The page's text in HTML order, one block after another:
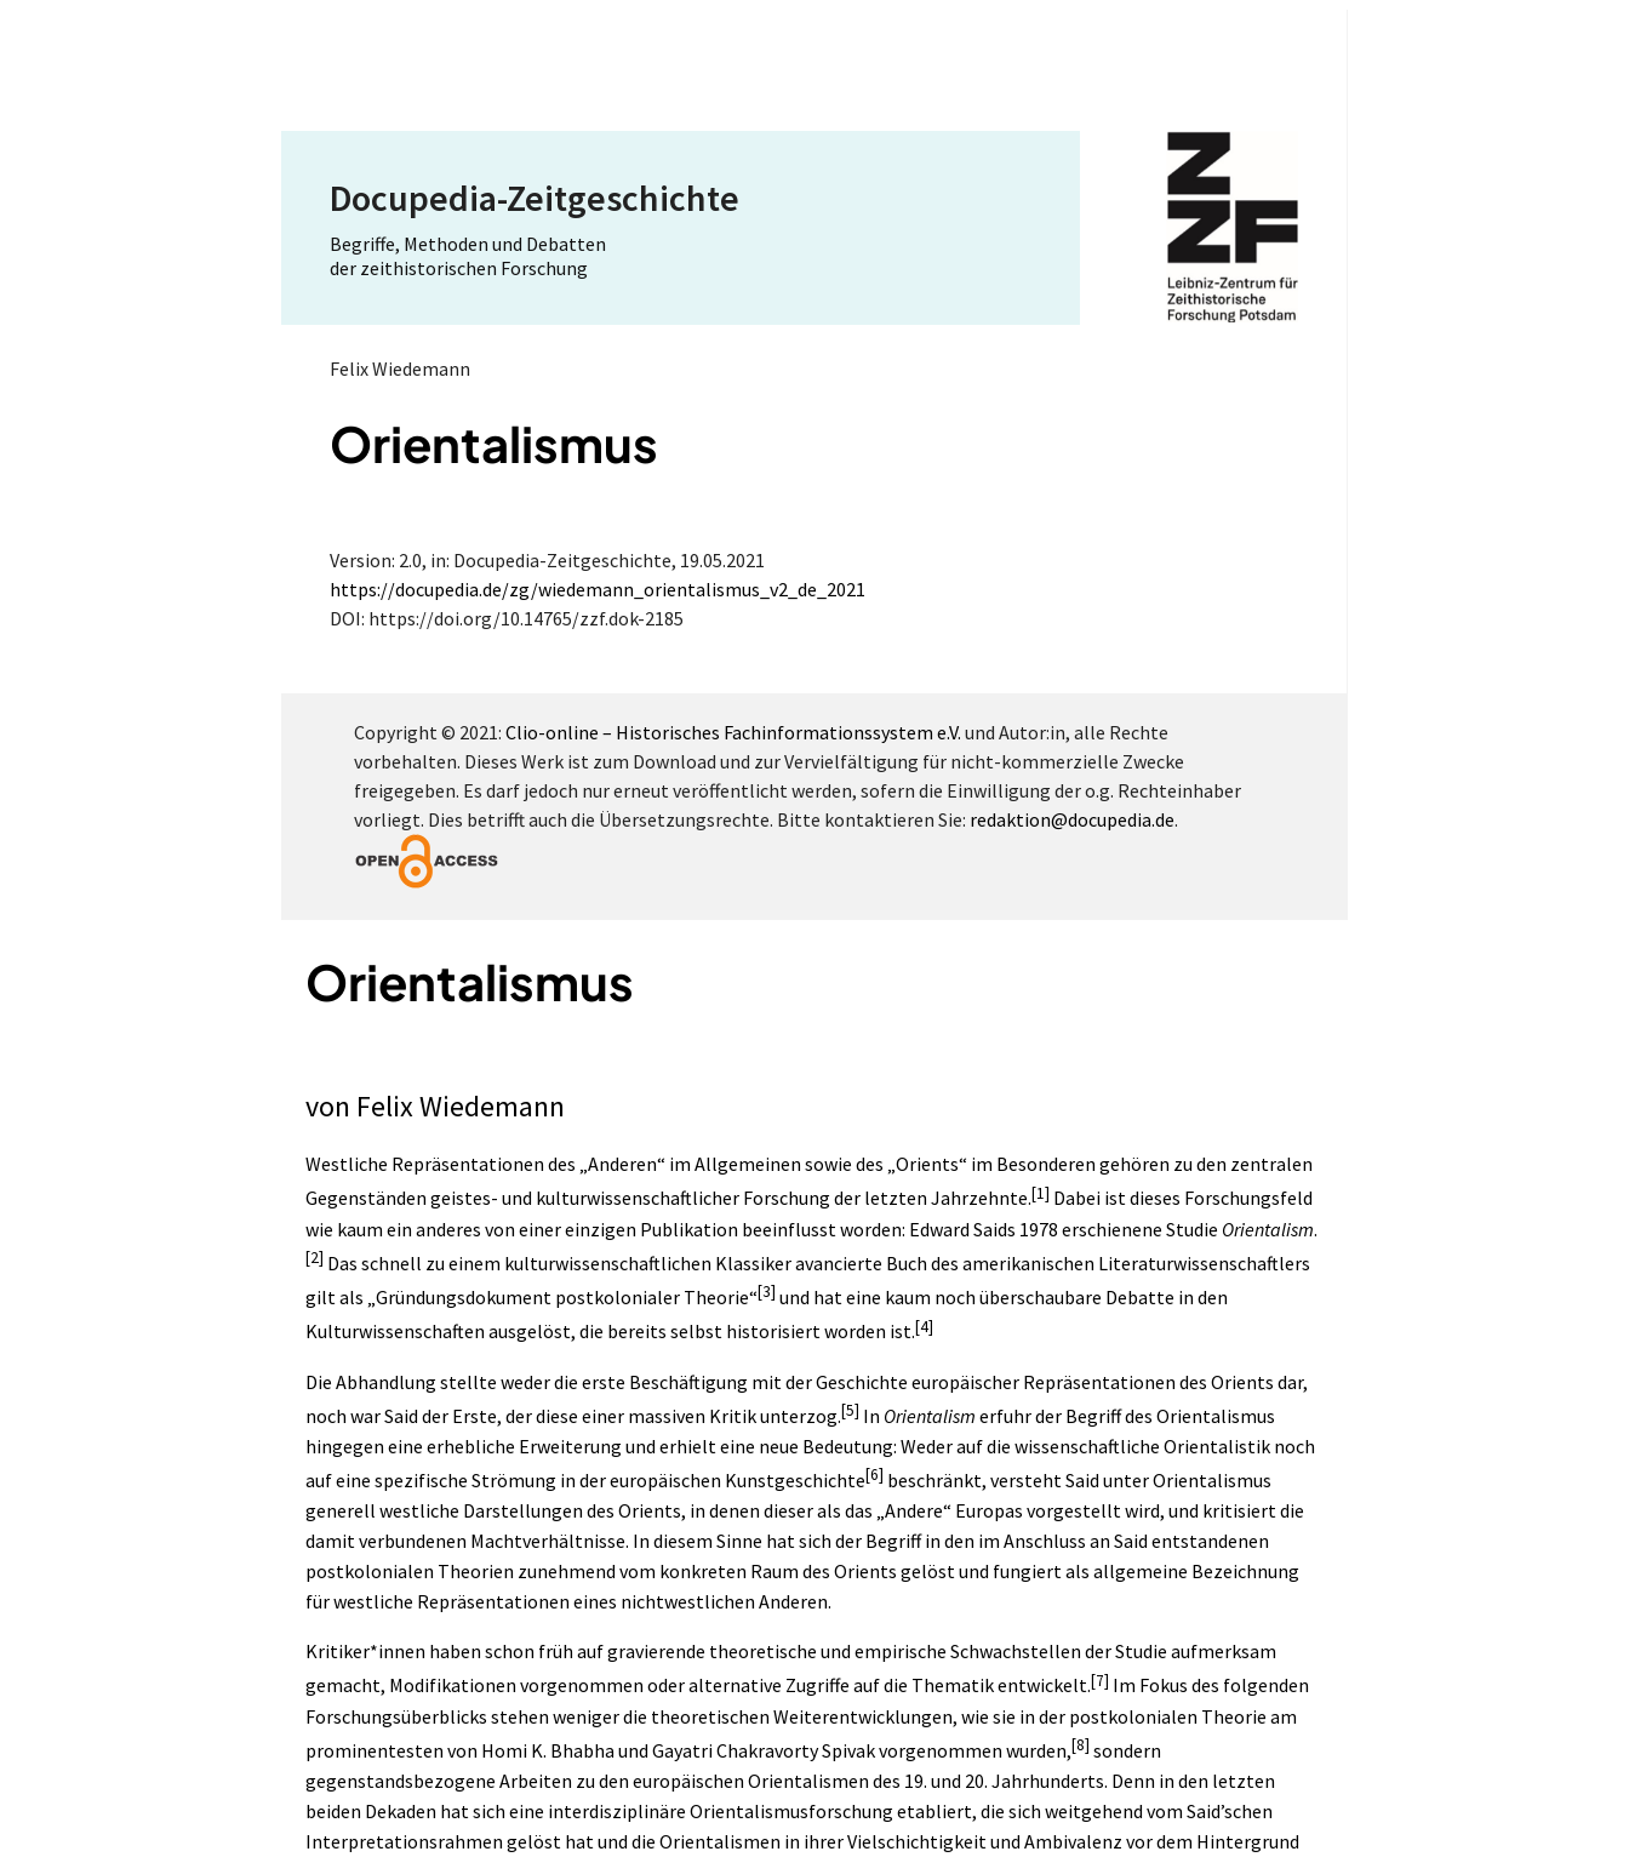
Docupedia-Zeitgeschichte
Begriffe, Methoden und Debatten
der zeithistorischen Forschung
Felix Wiedemann
Orientalismus
Version: 2.0, in: Docupedia-Zeitgeschichte, 19.05.2021
https://docupedia.de/zg/wiedemann_orientalismus_v2_de_2021
DOI: https://doi.org/10.14765/zzf.dok-2185
Copyright © 2021: Clio-online – Historisches Fachinformationssystem e.V. und Autor:in, alle Rechte
vorbehalten. Dieses Werk ist zum Download und zur Vervielfältigung für nicht-kommerzielle Zwecke
freigegeben. Es darf jedoch nur erneut veröffentlicht werden, sofern die Einwilligung der o.g. Rechteinhaber
vorliegt. Dies betrifft auch die Übersetzungsrechte. Bitte kontaktieren Sie: redaktion@docupedia.de.
Orientalismus
von Felix Wiedemann
Westliche Repräsentationen des „Anderen“ im Allgemeinen sowie des „Orients“ im Besonderen gehören zu den zentralen
Gegenständen geistes- und kulturwissenschaftlicher Forschung der letzten Jahrzehnte.[1] Dabei ist dieses Forschungsfeld
wie kaum ein anderes von einer einzigen Publikation beeinflusst worden: Edward Saids 1978 erschienene Studie Orientalism.
[2] Das schnell zu einem kulturwissenschaftlichen Klassiker avancierte Buch des amerikanischen Literaturwissenschaftlers
gilt als „Gründungsdokument postkolonialer Theorie“[3] und hat eine kaum noch überschaubare Debatte in den
Kulturwissenschaften ausgelöst, die bereits selbst historisiertworden ist.[4]
Die Abhandlung stellte weder die erste Beschäftigung mit der Geschichte europäischer Repräsentationen des Orients dar,
noch war Said der Erste, der diese einer massiven Kritik unterzog.[5] In Orientalism erfuhr der Begriff des Orientalismus
hingegen eine erhebliche Erweiterung und erhielt eine neue Bedeutung: Weder auf die wissenschaftliche Orientalistik noch
auf eine spezifische Strömung in der europäischen Kunstgeschichte[6] beschränkt, versteht Said unter Orientalismus
generell westliche Darstellungen des Orients, in denen dieser als das „Andere“ Europas vorgestellt wird, und kritisiert die
damit verbundenen Machtverhältnisse. In diesem Sinne hat sich der Begriffin den im Anschluss an Said entstandenen
postkolonialen Theorien zunehmend vom konkreten Raum des Orients gelöst und fungiert als allgemeine Bezeichnung
für westliche Repräsentationen eines nichtwestlichen Anderen.
Kritiker*innen haben schon früh auf gravierende theoretische und empirische Schwachstellen der Studie aufmerksam
gemacht, Modifikationen vorgenommen oder alternative Zugriffe auf die Thematik entwickelt.[7] Im Fokus des folgenden
Forschungsüberblicks stehen weniger die theoretischen Weiterentwicklungen, wie sie in der postkolonialen Theorie am
prominentesten von Homi K. Bhabha und Gayatri Chakravorty Spivak vorgenommen wurden,[8] sondern
gegenstandsbezogene Arbeiten zu den europäischen Orientalismen des 19. und 20. Jahrhunderts. Denn in den letzten
beiden Dekaden hat sich eine interdisziplinäre Orientalismusforschung etabliert, die sich weitgehend vom Said’schen
Interpretationsrahmen gelöst hat und die Orientalismen in ihrer Vielschichtigkeit und Ambivalenz vor dem Hintergrund